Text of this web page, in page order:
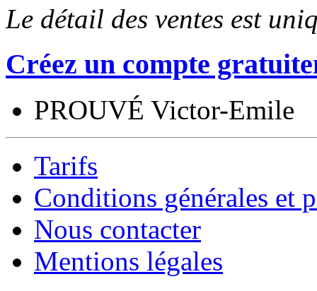
Le détail des ventes est
Créez un compte
PROUVÉ Victor-Emile
Tarifs
Conditions générales et
Nous contacter
Mentions légales